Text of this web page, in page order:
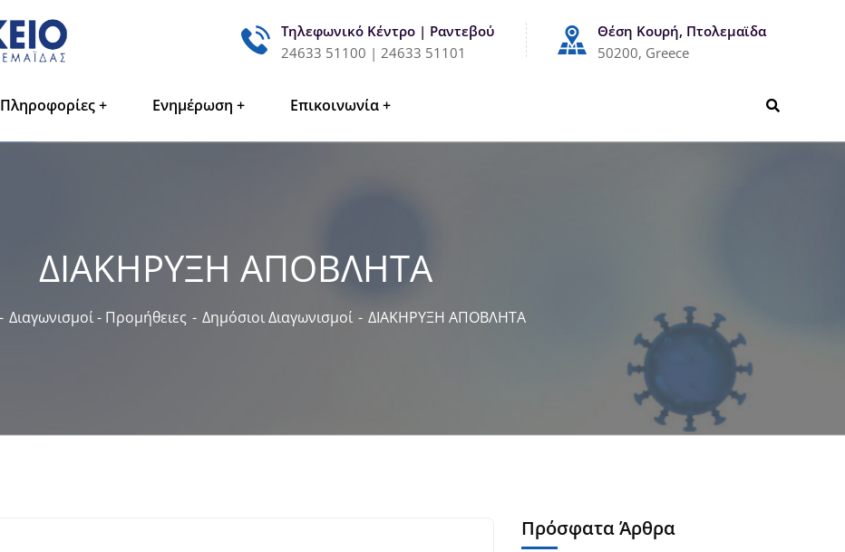
Τηλεφωνικό Κέντρο | Ραντεβού
24633 51100 | 24633 51101
Θέση Κουρή, Πτολεμαϊδα
50200, Greece
Πληροφορίες Ενημέρωση Επικοινωνία
ΔΙΑΚΗΡΥΞΗ ΑΠΟΒΛΗΤΑ
Διαγωνισμοί - Προμήθειες Δημόσιοι Διαγωνισμοί ΔΙΑΚΗΡΥΞΗ ΑΠΟΒΛΗΤΑ
Πρόσφατα Άρθρα